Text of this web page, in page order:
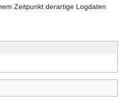
Zeitpunkt derartige Logdaten